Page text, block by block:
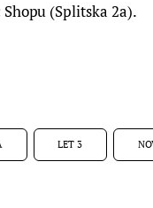
(Splitska 2a).
LET 3